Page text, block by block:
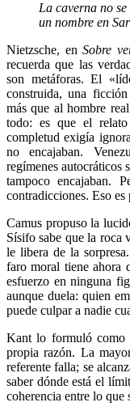
La caverna no
un nombre en
Nietzsche, enSobre
recuerda que las
son metáforas. El
construida, una
más que al hombre
todo: es que el
completud exigía
no encajaban.
regímenes autocráticos
tampoco encajaban.
contradicciones. Eso es
Camus propuso la
Sísifo sabe que la roca
le libera de la
faro moral tiene ahora
esfuerzo en ninguna
aunque duela: quien
puede culpar a nadie
Kant lo formuló como
propia razón. La
referente falla; se
saber dónde está el
coherencia entre lo que